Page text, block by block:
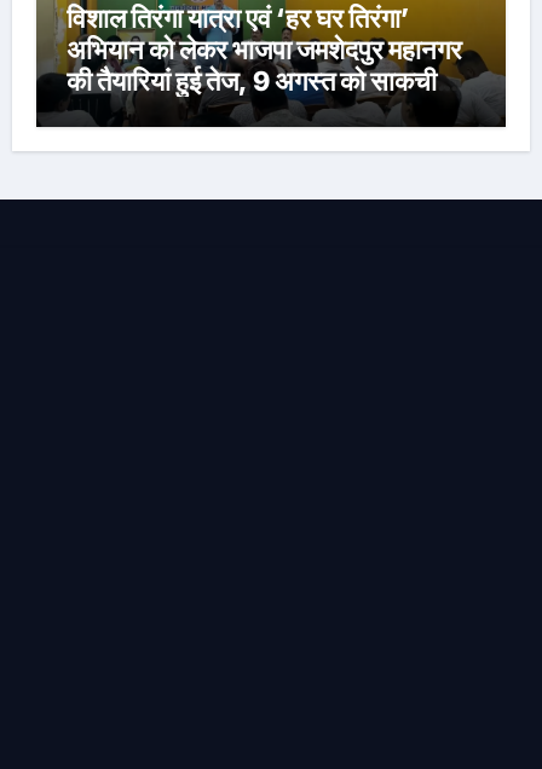
विशाल तिरंगा यात्रा एवं ‘हर घर तिरंगा’
अभियान को लेकर भाजपा जमशेदपुर महानगर
की तैयारियां हुई तेज, 9 अगस्त को साकची
नेताजी सुभाष मैदान से निकलेगी विशाल तिरंगा
यात्रा